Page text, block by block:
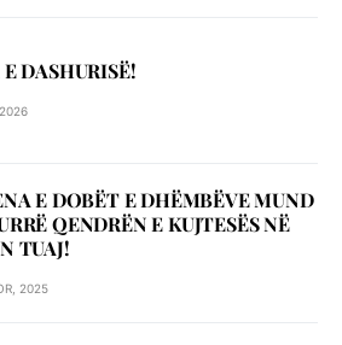
DASHURISË!
E DOBËT E DHËMBËVE MUND
QENDRËN E KUJTESËS NË
TUAJ!
2025